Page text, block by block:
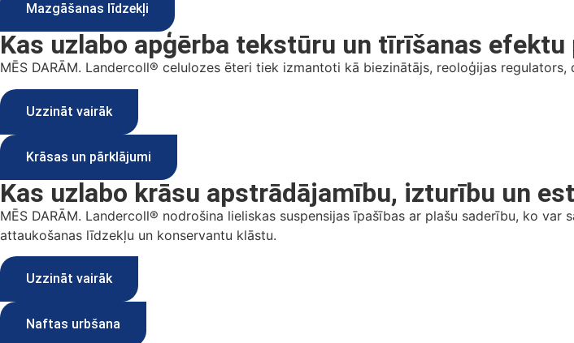
Mazgāšanas līdzekļi
Kas uzlabo apģērba tekstūru un tīrīšanas efektu
MĒS DARĀM. Landercoll® celulozes ēteri tiek izmantoti kā biezinātājs, reoloģijas
Uzzināt vairāk
Krāsas un pārklājumi
Kas uzlabo krāsu apstrādājamību, izturību un
MĒS DARĀM. Landercoll® nodrošina lieliskas suspensijas īpašības ar plašu saderību, ko
attaukošanas līdzekļu un konservantu klāstu.
Uzzināt vairāk
Naftas urbšana